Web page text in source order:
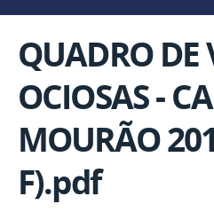
QUADRO DE
OCIOSAS -
MOURÃO
F).pdf